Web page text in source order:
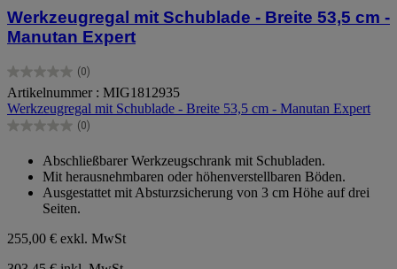
Werkzeugregal mit Schublade - Breite 53,5 cm -
Manutan Expert
(0)
0.0
von
5
Sternen.
Artikelnummer : MIG1812935
Werkzeugregal mit Schublade - Breite 53,5 cm - Manutan Expert
(0)
0.0
Sternen.
Abschließbarer Werkzeugschrank mit Schubladen.
Mit herausnehmbaren oder höhenverstellbaren Böden.
Ausgestattet mit Absturzsicherung von 3 cm Höhe auf drei
Seiten.
255,00 € exkl. MwSt